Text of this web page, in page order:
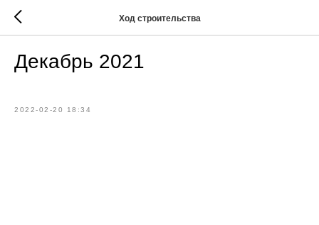
Ход строительства
Декабрь 2021
2022-02-20 18:34